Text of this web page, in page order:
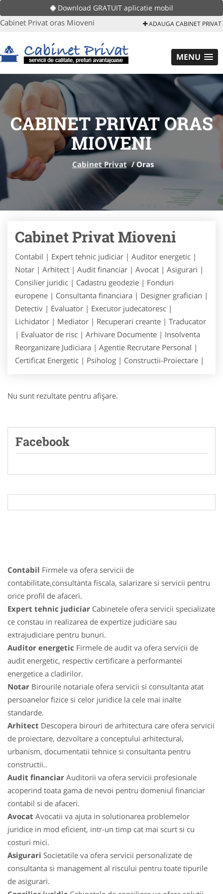
Download GRATUIT aplicatie mobil
Cabinet Privat oras Mioveni ADAUGA CABINET PRIVAT
MENU
CABINET PRIVAT ORAS
MIOVENI
Cabinet Privat /Oras
Cabinet Privat Mioveni
Contabil | Expert tehnic judiciar | Auditor energetic |
Notar | Arhitect | Audit financiar | Avocat | Asigurari |
Consilier juridic | Cadastru geodezie | Fonduri
europene | Consultanta financiara | Designer grafician |
Detectiv | Evaluator | Executor judecatoresc |
Lichidator | Mediator | Recuperari creante | Traducator
| Evaluator de risc | Arhivare Documente | Insolventa
Reorganizare Judiciara | Agentie Recrutare Personal |
Certificat Energetic | Psiholog | Constructii-Proiectare |
Nu sunt rezultate pentru afişare.
Facebook
Contabil Firmele va ofera servicii de
contabilitate,consultanta fiscala, salarizare si servicii pentru
orice profil de afaceri.
Expert tehnic judiciar Cabinetele ofera servicii specializate
ce constau in realizarea de expertize judiciare sau
extrajudiciare pentru bunuri.
Auditor energetic Firmele de audit va ofera servicii de
audit energetic, respectiv certificare a performantei
energetice a cladirilor.
Notar Birourile notariale ofera servicii si consultanta atat
persoanelor fizice si celor juridice la cele mai inalte
standarde.
Arhitect Descopera birouri de arhitectura care ofera servicii
de proiectare, dezvoltare a conceptului arhitectural,
urbanism, documentatii tehnice si consultanta pentru
constructii..
Audit financiar Auditorii va ofera servicii profesionale
acoperind toata gama de nevoi pentru domeniul financiar
contabil si de afaceri.
Avocat Avocatii va ajuta in solutionarea problemelor
juridice in mod eficient, intr-un timp cat mai scurt si cu
costuri mici.
Asigurari Societatile va ofera servicii personalizate de
consultanta si management al riscului pentru toate tipurile
de asigurari.